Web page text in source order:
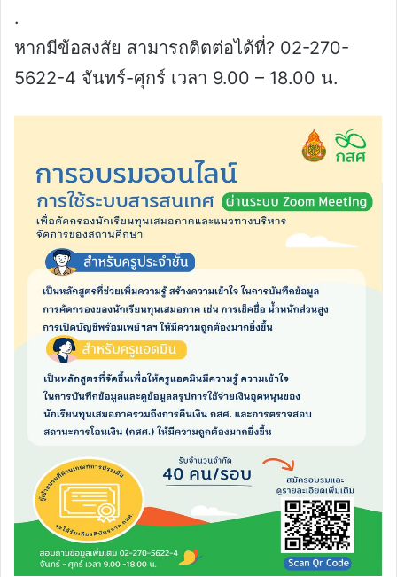
.
หากมีข้อสงสัย สามารถติตต่อได้ที่? 02-270-
5622-4 จันทร์-ศุกร์ เวลา 9.00 – 18.00 น.